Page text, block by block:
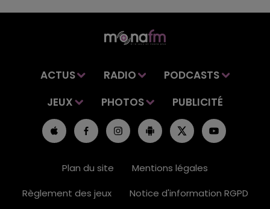
ACTUS RADIO
PODCASTS
JEUX
PHOTOS PUBLICITÉ
Plan du site
Mentions légales
Règlement des jeux
Notice d'information RGPD